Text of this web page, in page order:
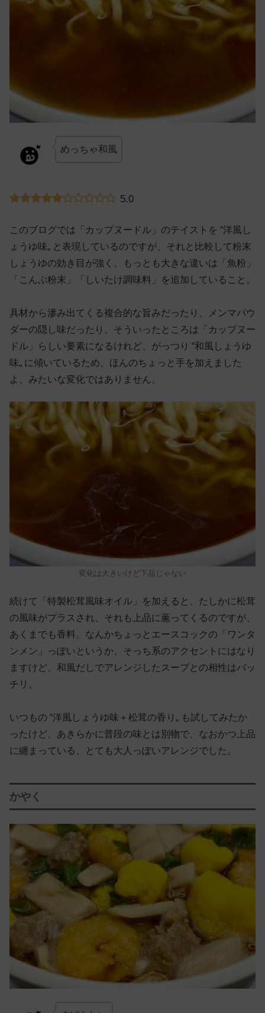
めっちゃ和風
5.0
このブログでは「カップヌードル」のテイストを “洋風し
ょうゆ味„ と表現しているのですが、それと比較して粉末
しょうゆの効き目が強く、もっとも大きな違いは「魚粉」
「こんぶ粉末」「しいたけ調味料」を追加していること。
具材から滲み出てくる複合的な旨みだったり、メンマパウ
ダーの隠し味だったり、そういったところは「カップヌー
ドル」らしい要素になるけれど、がっつり “和風しょうゆ
味„ に傾いているため、ほんのちょっと手を加えました
よ、みたいな変化ではありません。
変化は大きいけど下品じゃない
続けて「特製松茸風味オイル」を加えると、たしかに松茸
の風味がプラスされ、それも上品に薫ってくるのですが、
あくまでも香料。なんかちょっとエースコックの「ワンタ
ンメン」っぽいというか、そっち系のアクセントにはなり
ますけど、和風だしでアレンジしたスープとの相性はバッ
チリ。
いつもの “洋風しょうゆ味＋松茸の香り„ も試してみたか
ったけど、あきらかに普段の味とは別物で、なおかつ上品
に纏まっている、とても大人っぽいアレンジでした。
かやく